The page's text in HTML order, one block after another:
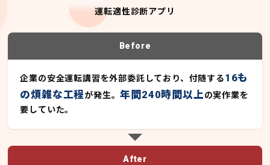
運転適性診断アプリ
Before
企業の安全運転講習を外部委託しており、付随する16も
の煩雑な工程が発生。年間240時間以上の実作業を
要していた。
After